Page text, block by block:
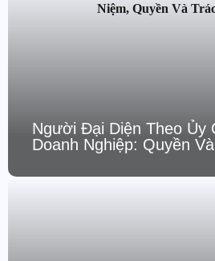
Người Đại Diện Theo Ủy
Doanh Nghiệp: Quyền